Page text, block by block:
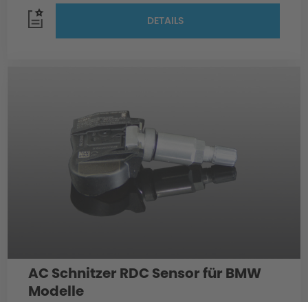
DETAILS
AC Schnitzer RDC Sensor für BMW
Modelle